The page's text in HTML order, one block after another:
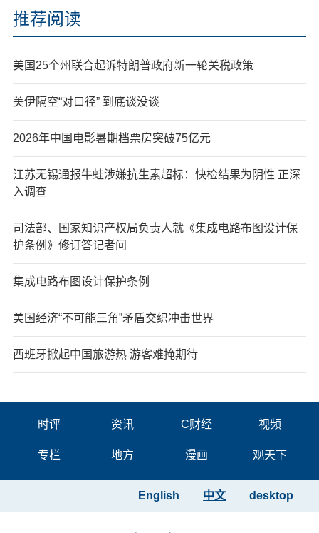
推荐阅读
美国25个州联合起诉特朗普政府新一轮关税政策
美伊隔空“对口径” 到底谈没谈
2026年中国电影暑期档票房突破75亿元
江苏无锡通报牛蛙涉嫌抗生素超标：快检结果为阴性 正深
入调查
司法部、国家知识产权局负责人就《集成电路布图设计保
护条例》修订答记者问
集成电路布图设计保护条例
美国经济“不可能三角”矛盾交织冲击世界
西班牙掀起中国旅游热 游客难掩期待
时评 资讯 C财经 视频
专栏 地方 漫画 观天下
desktop
中文
English